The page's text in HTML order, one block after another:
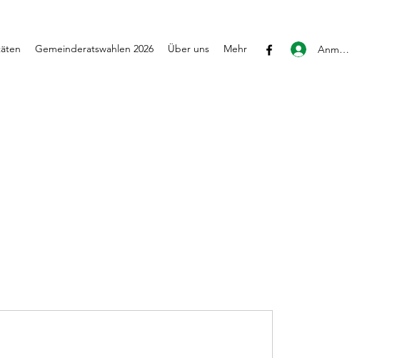
Gemeinderatswahlen 2026 Über uns Mehr Anmelden